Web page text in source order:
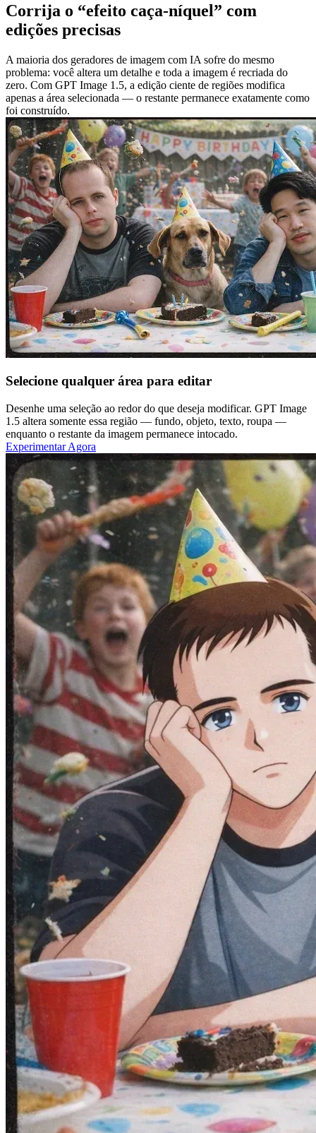
Corrija o “efeito caça-níquel” com
edições precisas
A maioria dos geradores de imagem com IA sofre do mesmo
problema: você altera um detalhe e toda a imagem é recriada do
zero. Com GPT Image 1.5, a edição ciente de regiões modifica
apenas a área selecionada — o restante permanece exatamente como
foi construído.
Selecione qualquer área para editar
Desenhe uma seleção ao redor do que deseja modificar. GPT Image
1.5 altera somente essa região — fundo, objeto, texto, roupa —
enquanto o restante da imagem permanece intocado.
Experimentar Agora